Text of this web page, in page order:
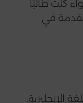
كنت طالبًا
في
الإنجليزية.